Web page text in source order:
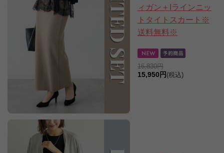
ィガン＋Iラインニッ
トタイトスカート※
送料無料※
16,830円
15,950円 (税込)